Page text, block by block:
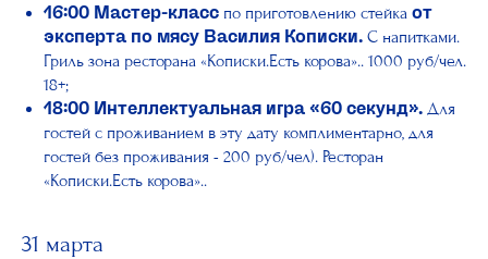
16:00 Мастер-класс по приготовлению стейка от
эксперта по мясу Василия Кописки. С напитками.
Гриль зона ресторана «Кописки.Есть корова».. 1000 руб/чел.
18+;
18:00 Интеллектуальная игра «60 секунд». Для
гостей с проживанием в эту дату комплиментарно, для
гостей без проживания - 200 руб/чел). Ресторан
«Кописки.Есть корова»..
31 марта